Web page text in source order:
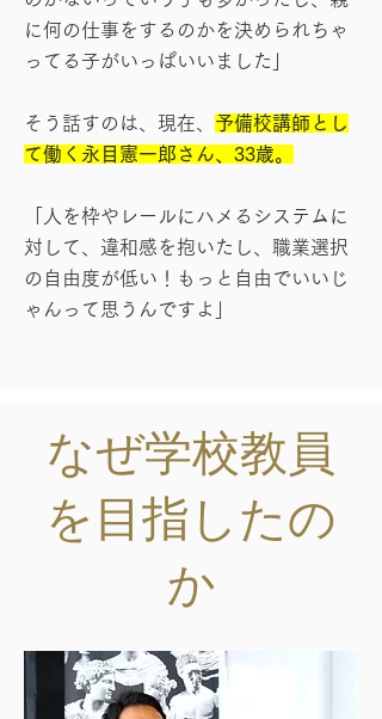
に何の仕事をするのかを決められちゃ
ってる子がいっぱいいました」
そう話すのは、現在、 予備校講師とし
て働く永目憲一郎さん、33歳。
「人を枠やレールにハメるシステムに
対して、違和感を抱いたし、職業選択
の自由度が低い！もっと自由でいいじ
ゃんって思うんですよ」
​なぜ学校教員
を目指したの
か